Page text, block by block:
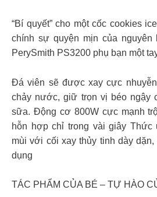
“Bí quyết” cho một cốc cookies
chính sự quyện mịn của nguyên
PerySmith PS3200 phụ bạn một
Đá viên sẽ được xay cực
chảy nước, giữ trọn vị béo ngậy
sữa. Động cơ 800W cực mạnh
hỗn hợp chỉ trong vài giây Thức
mùi với cối xay thủy tinh dày
dụng
TÁC PHẨM CỦA BÉ – TỰ HÀO